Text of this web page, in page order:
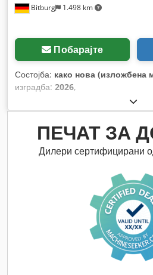
Bitburg 1.498 km
Побарајте
Состојба: како нова (изложбена
изградба: 2026,
ПЕЧАТ ЗА
Дилери сертифицирани